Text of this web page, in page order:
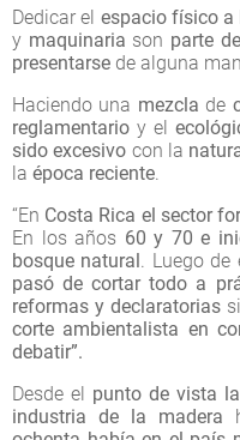
Dedicar el espacio físico
y maquinaria son parte
presentarse de alguna
Haciendo una mezcla de
reglamentario y el
sido excesivo con la
la época reciente.
“En Costa Rica el sector
En los años 60 y 70 e
bosque natural. Luego de
pasó de cortar todo a
reformas y declaratorias
corte ambientalista en
debatir”.
Desde el punto de vista
industria de la madera